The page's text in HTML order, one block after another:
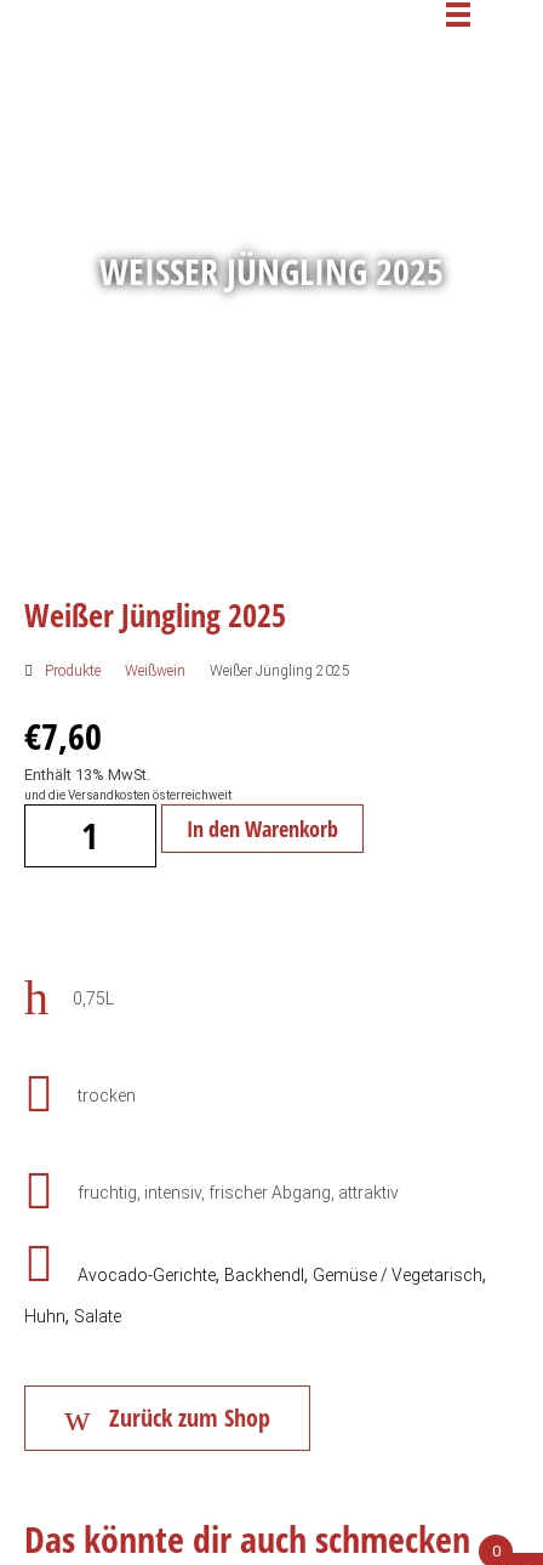
WEISSER JÜNGLING 2025
Weißer Jüngling 2025
Produkte Weißwein Weißer Jüngling 2025
€7,60
Enthält 13% MwSt.
und die Versandkosten österreichweit
In den Warenkorb
0,75L
trocken
fruchtig, intensiv, frischer Abgang, attraktiv
Avocado-Gerichte, Backhendl , Gemüse / Vegetarisch,
Huhn, Salate
Zurück zum Shop
Das könnte dir auch schmecken ...
0